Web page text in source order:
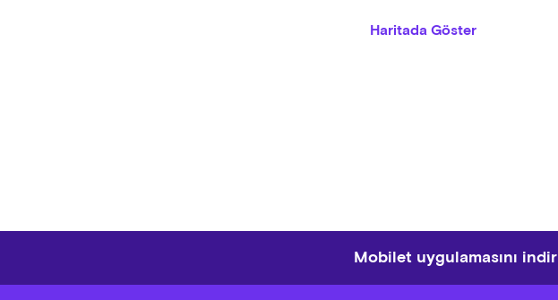
Haritada Göster
Mobilet uygulamasını indir